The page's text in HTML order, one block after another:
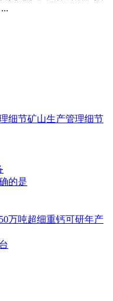
细节矿山生产管理细节
的是
万吨超细重钙可研年产